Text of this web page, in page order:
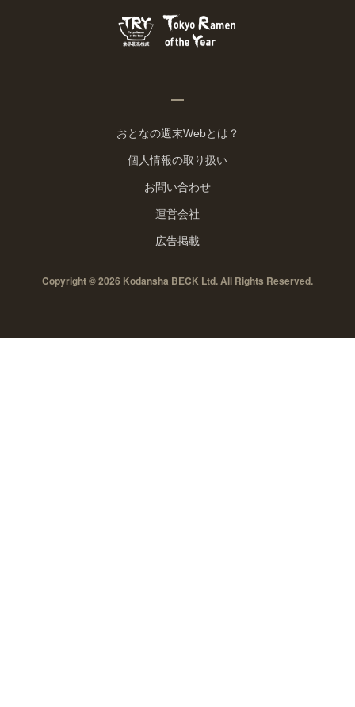
おとなの週末Webとは？
個人情報の取り扱い
お問い合わせ
運営会社
広告掲載
Copyright © 2026 Kodansha BECK Ltd. All Rights Reserved.